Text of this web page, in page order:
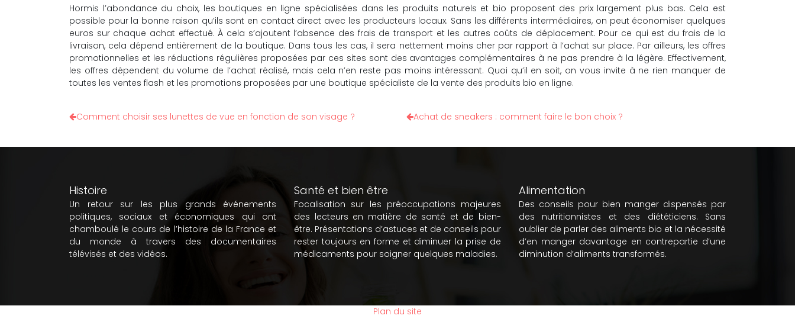
Hormis l’abondance du choix, les boutiques en ligne spécialisées dans les produits naturels et bio proposent des prix largement plus bas. Cela est
possible pour la bonne raison qu’ils sont en contact direct avec les producteurs locaux. Sans les différents intermédiaires, on peut économiser quelques
euros sur chaque achat effectué. À cela s’ajoutent l’absence des frais de transport et les autres coûts de déplacement. Pour ce qui est du frais de la
livraison, cela dépend entièrement de la boutique. Dans tous les cas, il sera nettement moins cher par rapport à l’achat sur place. Par ailleurs, les offres
promotionnelles et les réductions régulières proposées par ces sites sont des avantages complémentaires à ne pas prendre à la légère. Effectivement,
les offres dépendent du volume de l’achat réalisé, mais cela n’en reste pas moins intéressant. Quoi qu’il en soit, on vous invite à ne rien manquer de
toutes les ventes flash et les promotions proposées par une boutique spécialiste de la vente des produits bio en ligne.
Comment choisir ses lunettes de vue en fonction de son visage ? Achat de sneakers : comment faire le bon choix ?
Histoire
Un retour sur les plus grands événements
politiques, sociaux et économiques qui ont
chamboulé le cours de l’histoire de la France et
du monde à travers des documentaires
télévisés et des vidéos.
Santé et bien être
Focalisation sur les préoccupations majeures
des lecteurs en matière de santé et de bien-
être. Présentations d’astuces et de conseils pour
rester toujours en forme et diminuer la prise de
médicaments pour soigner quelques maladies.
Alimentation
Des conseils pour bien manger dispensés par
des nutritionnistes et des diététiciens. Sans
oublier de parler des aliments bio et la nécessité
d’en manger davantage en contrepartie d’une
diminution d’aliments transformés.
Plan du site